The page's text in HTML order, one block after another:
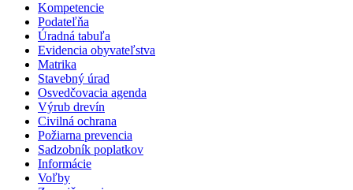
Kompetencie
Podateľňa
Úradná tabuľa
Evidencia obyvateľstva
Matrika
Stavebný úrad
Osvedčovacia agenda
Výrub drevín
Civilná ochrana
Požiarna prevencia
Sadzobník poplatkov
Informácie
Voľby